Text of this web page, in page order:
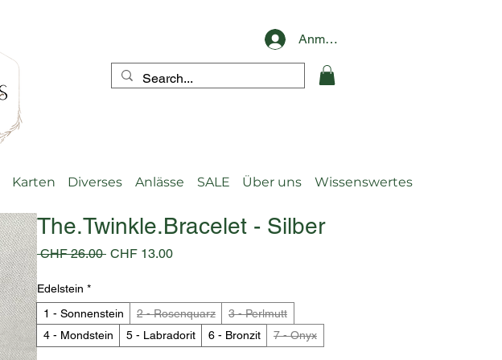
Anmelden
Karten Diverses Anlässe SALE Über uns Wissenswertes
The.Twinkle.Bracelet - Silber
CHF 26.00 Standardpreis
CHF 13.00Sale-
Edelstein *
1 - Sonnenstein
2 - Rosenquarz
3 - Perlmutt
4 - Mondstein
5 - Labradorit 6 - Bronzit 7 - Onyx